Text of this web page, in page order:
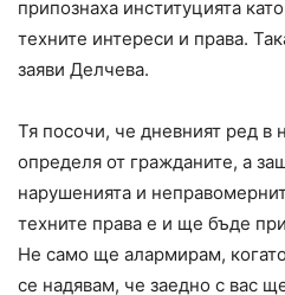
припознаха институцията
техните интереси и права.
заяви Делчева.
Тя посочи, че дневният ред в
определя от гражданите, а
нарушенията и
техните права е и ще бъде
Не само ще алармирам,
се надявам, че заедно с вас